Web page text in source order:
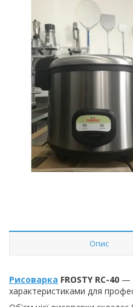
Опис
Рисоварка FROSTY RC-40 —
характеристиками для